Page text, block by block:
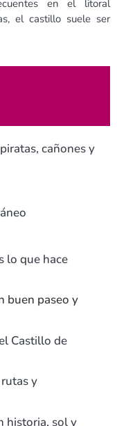
en el litoral
el castillo suele ser
cañones y
lo que hace
buen paseo y
Castillo de
y
historia, sol y